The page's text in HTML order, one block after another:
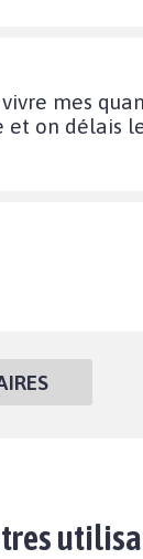
mes
on délais le